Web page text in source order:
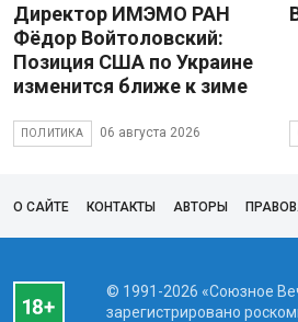
Директор ИМЭМО РАН
Фёдор Войтоловский:
Позиция США по Украине
изменится ближе к зиме
ПОЛИТИКА 06 августа 2026
О САЙТЕ КОНТАКТЫ АВТОРЫ
© 1991-2026 «Союзное
зарегистрировано